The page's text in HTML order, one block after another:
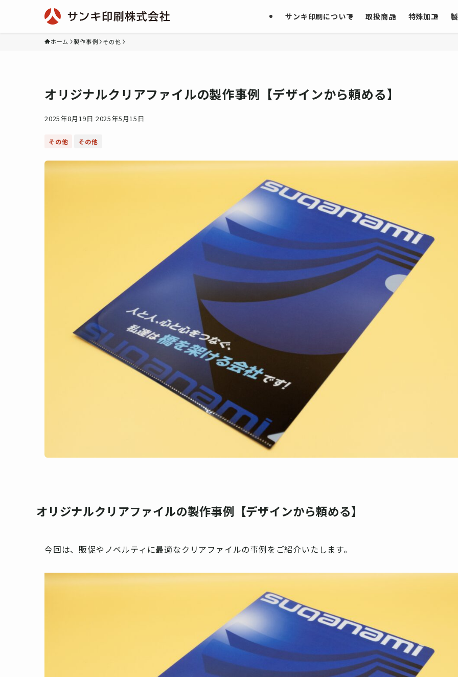
サンキ印刷について 取扱商品 特殊加工
ホーム 製作事例 その他
オリジナルクリアファイルの製作事例【デザインから頼める】
2025年8月19日 2025年5月15日
その他 その他
オリジナルクリアファイルの製作事例【デザインから頼める】
今回は、販促やノベルティに最適なクリアファイルの事例をご紹介いたします。